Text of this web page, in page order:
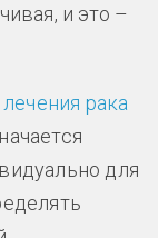
и это –
лечения рака
для